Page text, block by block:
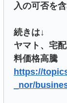
入の可否を
続きは↓
ヤマト、宅
料価格高騰
https://
_nor/